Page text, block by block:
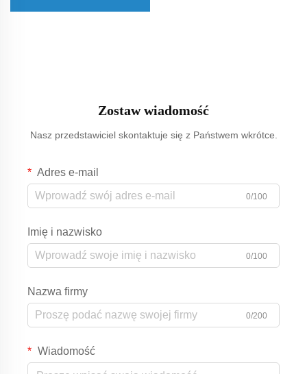
Zostaw wiadomość
Nasz przedstawiciel skontaktuje się z Państwem wkrótce.
Adres e-mail
0/100
Imię i nazwisko
0/100
Nazwa firmy
0/200
Wiadomość